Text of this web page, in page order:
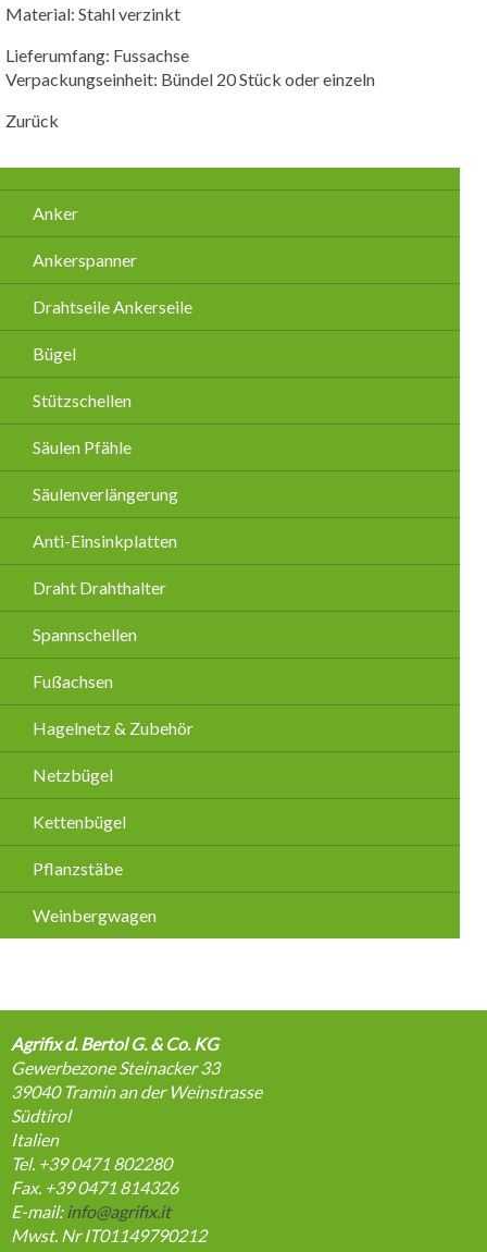
Material: Stahl verzinkt
Lieferumfang: Fussachse
Verpackungseinheit: Bündel 20 Stück oder einzeln
Zurück
Navigation
überspringen
Anker
Ankerspanner
Drahtseile Ankerseile
Bügel
Stützschellen
Säulen Pfähle
Säulenverlängerung
Anti-Einsinkplatten
Draht Drahthalter
Spannschellen
Fußachsen
Hagelnetz & Zubehör
Netzbügel
Kettenbügel
Pflanzstäbe
Weinbergwagen
Agrifix d. Bertol G. & Co. KG
Gewerbezone Steinacker 33
39040 Tramin an der Weinstrasse
Südtirol
Italien
Tel. +39 0471 802280
Fax. +39 0471 814326
E-mail:info@agrifix.it
Mwst. Nr IT01149790212